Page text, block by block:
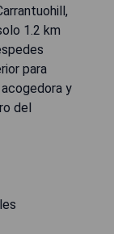
1.2 km
para
y
del